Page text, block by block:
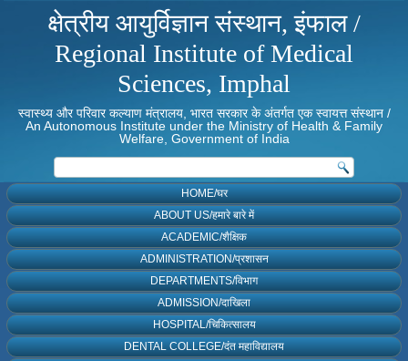
क्षेत्रीय आयुर्विज्ञान संस्थान, इंफाल /
Regional Institute of Medical
Sciences, Imphal
स्वास्थ्य और परिवार कल्याण मंत्रालय, भारत सरकार के अंतर्गत एक स्वायत्त संस्थान /
An Autonomous Institute under the Ministry of Health & Family
Welfare, Government of India
HOME/घर
ABOUT US/हमारे बारे में
ACADEMIC/शैक्षिक
ADMINISTRATION/प्रशासन
DEPARTMENTS/विभाग
ADMISSION/दाखिला
HOSPITAL/चिकित्सालय
DENTAL COLLEGE/दंत महाविद्यालय